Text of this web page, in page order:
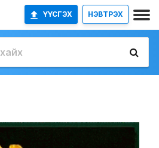
ҮҮСГЭХ НЭВТРЭХ